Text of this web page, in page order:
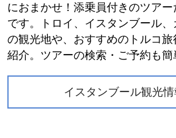
におまかせ！添乗員付きのツア
です。トロイ、イスタンブール
の観光地や、おすすめのトルコ
紹介。ツアーの検索・ご予約も簡
イスタンブール観光情